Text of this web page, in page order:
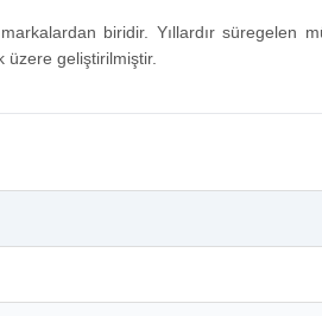
biridir. Yıllardır süregelen
üzere geliştirilmiştir.